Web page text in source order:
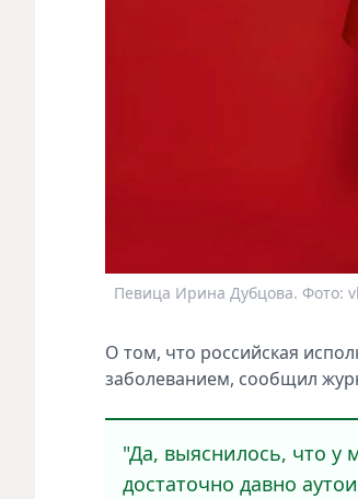
Певица Ирина Дубцова. Фото:
О том, что российская
заболеванием, сообщил
"Да, выяснилось, что у
достаточно давно